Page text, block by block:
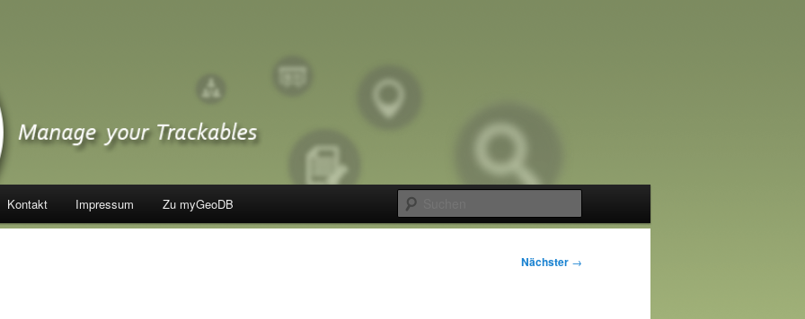
Kontakt Impressum Zu myGeoDB
Nächster →